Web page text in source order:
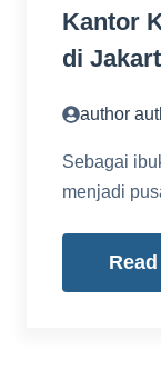
Kantor
di
author
Sebagai
menjadi